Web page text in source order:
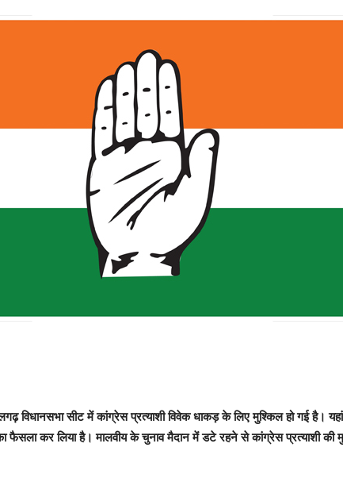
विधानसभा सीट में कांग्रेस प्रत्याशी विवेक धाकड़ के लिए मुश्किल हो गई है।
फैसला कर लिया है। मालवीय के चुनाव मैदान में डटे रहने से कांग्रेस प्रत्याशी की